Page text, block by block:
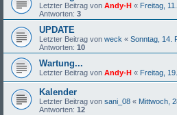
Letzter Beitrag von Andy-H « Freitag,
Antworten: 3
UPDATE
Letzter Beitrag von weck « Sonntag, 14.
Antworten: 10
Wartung...
Letzter Beitrag von Andy-H « Freitag,
Kalender
Letzter Beitrag von sani_08 « Mittwoch,
Antworten: 12